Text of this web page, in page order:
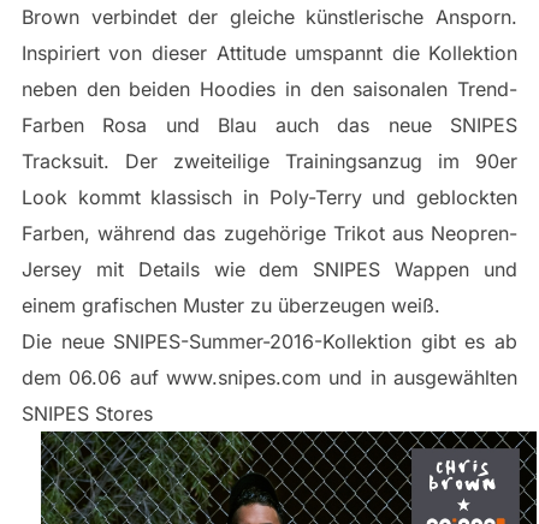
Brown verbindet der gleiche künstlerische Ansporn.
Inspiriert von dieser Attitude umspannt die Kollektion
neben den beiden Hoodies in den saisonalen Trend-
Farben Rosa und Blau auch das neue SNIPES
Tracksuit. Der zweiteilige Trainingsanzug im 90er
Look kommt klassisch in Poly-Terry und geblockten
Farben, während das zugehörige Trikot aus Neopren-
Jersey mit Details wie dem SNIPES Wappen und
einem grafischen Muster zu überzeugen weiß.
Die neue SNIPES-Summer-2016-Kollektion gibt es ab
dem 06.06 auf www.snipes.com und in ausgewählten
SNIPES Stores